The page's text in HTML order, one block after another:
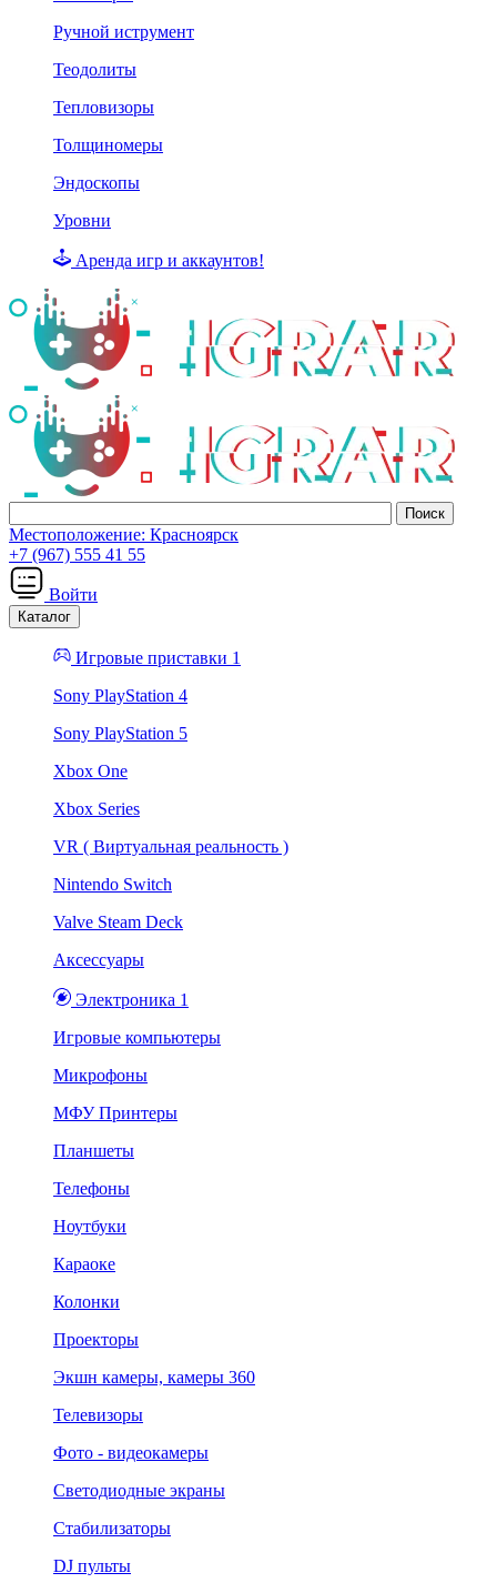
Ручной иструмент
Теодолиты
Тепловизоры
Толщиномеры
Эндоскопы
Уровни
Аренда игр и аккаунтов!
Местоположение: Красноярск
+7 (967) 555 41 55
Войти
Каталог
Игровые приставки 1
Sony PlayStation 4
Sony PlayStation 5
Xbox One
Xbox Series
VR ( Виртуальная реальность )
Nintendo Switch
Valve Steam Deck
Аксессуары
Электроника 1
Игровые компьютеры
Микрофоны
МФУ Принтеры
Планшеты
Телефоны
Ноутбуки
Караоке
Колонки
Проекторы
Экшн камеры, камеры 360
Телевизоры
Фото - видеокамеры
Светодиодные экраны
Стабилизаторы
DJ пульты